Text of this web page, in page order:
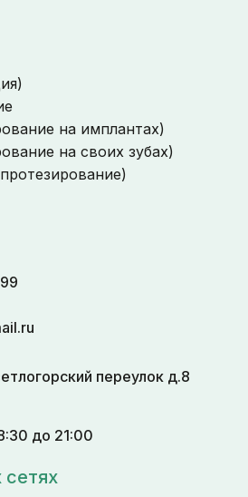
на имплантах)
на своих зубах)
переулок д.8
до 21:00